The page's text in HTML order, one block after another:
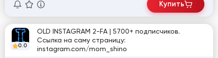
Купить
0.0
OLD INSTAGRAM 2-FA | 5700+ подписчиков.
Ссылка на саму страницу:
instagram.com/mom_shino